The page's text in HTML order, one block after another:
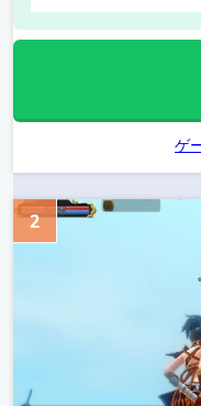
ゲ
2